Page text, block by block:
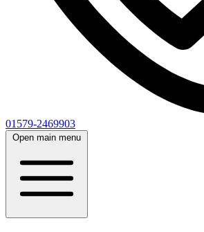
01579-2469903
Open main menu